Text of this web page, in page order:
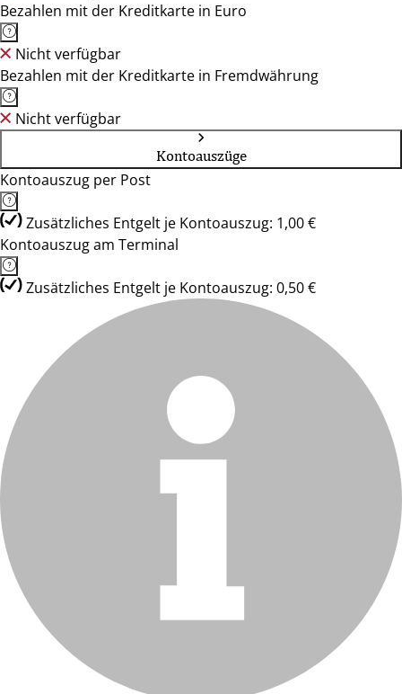
Bezahlen mit der Kreditkarte in Euro
Nicht verfügbar
Bezahlen mit der Kreditkarte in Fremdwährung
Nicht verfügbar
Kontoauszüge
Kontoauszug per Post
Zusätzliches Entgelt je Kontoauszug: 1,00 €
Kontoauszug am Terminal
Zusätzliches Entgelt je Kontoauszug: 0,50 €